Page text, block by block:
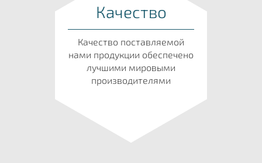
Качество
Качество поставляемой
нами продукции обеспечено
лучшими мировыми
производителями